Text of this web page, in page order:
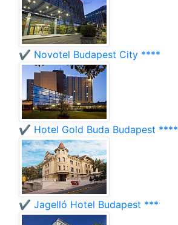
✔️ Novotel Budapest City ****
✔️ Hotel Gold Buda Budapest ****
✔️ Jagelló Hotel Budapest ***